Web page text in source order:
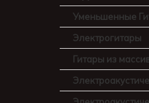
Уменьшенные
Электрогитары
Гитары из